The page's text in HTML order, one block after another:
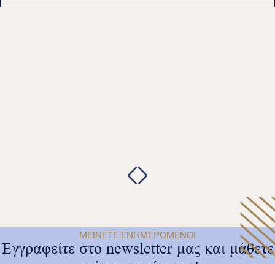
ΜΕΊΝΕΤΕ ΕΝΗΜΕΡΩΜΈΝΟΙ
Εγγραφείτε στο newsletter μας και μάθετε